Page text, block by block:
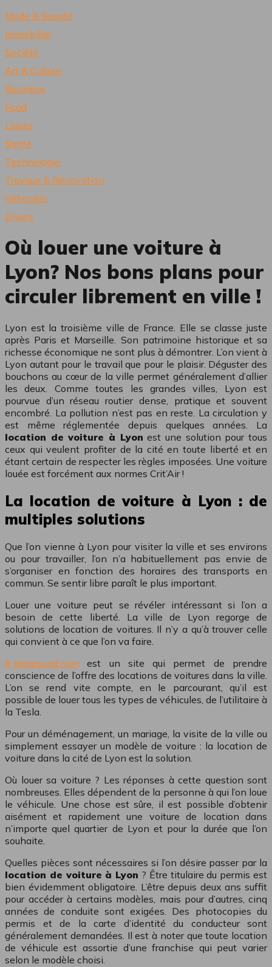
Mode & Beauté
Immobilier
Société
Art & Culture
Business
Food
Loisirs
Santé
Technologie
Travaux & Rénovation
Véhicules
Divers
Où louer une voiture à
Lyon? Nos bons plans pour
circuler librement en ville !
Lyon est la troisième ville de France. Elle se classe juste
après Paris et Marseille. Son patrimoine historique et sa
richesse économique ne sont plus à démontrer. L’on vient à
Lyon autant pour le travail que pour le plaisir. Déguster des
bouchons au cœur de la ville permet généralement d’allier
les deux. Comme toutes les grandes villes, Lyon est
pourvue d’un réseau routier dense, pratique et souvent
encombré. La pollution n’est pas en reste. La circulation y
est même réglementée depuis quelques années. La
location de voiture à Lyon est une solution pour tous
ceux qui veulent profiter de la cité en toute liberté et en
étant certain de respecter les règles imposées. Une voiture
louée est forcément aux normes Crit’Air !
La location de voiture à Lyon : de
multiples solutions
Que l’on vienne à Lyon pour visiter la ville et ses environs
ou pour travailler, l’on n’a habituellement pas envie de
s’organiser en fonction des horaires des transports en
commun. Se sentir libre paraît le plus important.
Louer une voiture peut se révéler intéressant si l’on a
besoin de cette liberté. La ville de Lyon regorge de
solutions de location de voitures. Il n’y a qu’à trouver celle
qui convient à ce que l’on va faire.
fr.getaround.com est un site qui permet de prendre
conscience de l’offre des locations de voitures dans la ville.
L’on se rend vite compte, en le parcourant, qu’il est
possible de louer tous les types de véhicules, de l’utilitaire à
la Tesla.
Pour un déménagement, un mariage, la visite de la ville ou
simplement essayer un modèle de voiture : la location de
voiture dans la cité de Lyon est la solution.
Où louer sa voiture ? Les réponses à cette question sont
nombreuses. Elles dépendent de la personne à qui l’on loue
le véhicule. Une chose est sûre, il est possible d’obtenir
aisément et rapidement une voiture de location dans
n’importe quel quartier de Lyon et pour la durée que l’on
souhaite.
Quelles pièces sont nécessaires si l’on désire passer par la
location de voiture à Lyon ? Être titulaire du permis est
bien évidemment obligatoire. L’être depuis deux ans suffit
pour accéder à certains modèles, mais pour d’autres, cinq
années de conduite sont exigées. Des photocopies du
permis et de la carte d’identité du conducteur sont
généralement demandées. Il est à noter que toute location
de véhicule est assortie d’une franchise qui peut varier
selon le modèle choisi.